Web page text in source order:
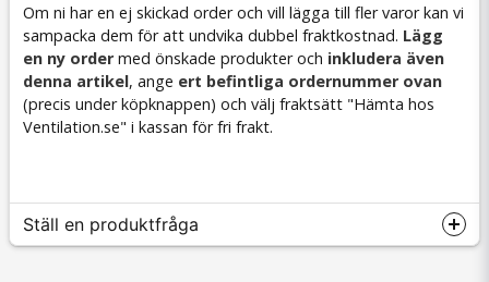
Om ni har en ej skickad order och vill lägga till fler varor kan vi
sampacka dem för att undvika dubbel fraktkostnad. Lägg
en ny order med önskade produkter och inkludera även
denna artikel, ange ert befintliga ordernummer ovan
(precis under köpknappen) och välj fraktsätt "Hämta hos
Ventilation.se" i kassan för fri frakt.
Ställ en produktfråga